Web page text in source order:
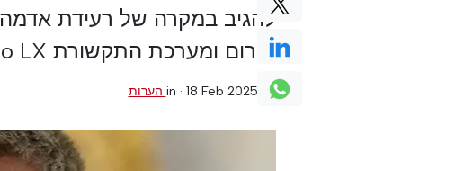
חירום ומערכת התקשורת Aviso LX.
in · 18 Feb 2025 0 הערות